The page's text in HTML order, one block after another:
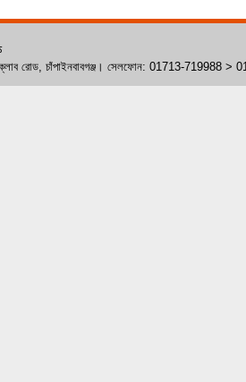
ক্লাব রোড, চাঁপাইনবাবগঞ্জ। সেলফোন: 01713-